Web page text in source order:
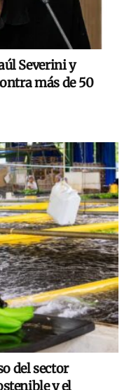
Severini y
más de 50
del sector
y el